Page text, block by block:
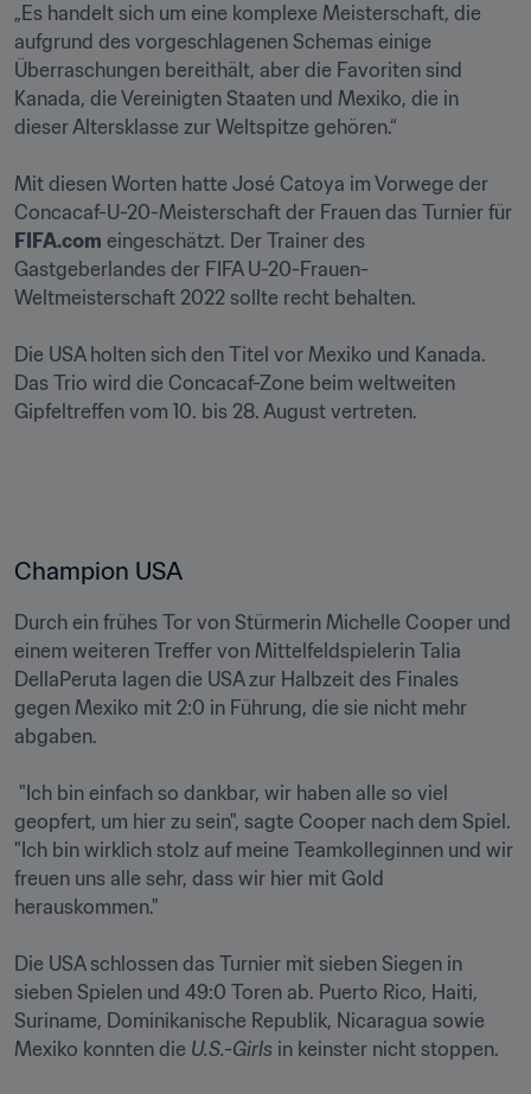
„Es handelt sich um eine komplexe Meisterschaft, die
aufgrund des vorgeschlagenen Schemas einige
Überraschungen bereithält, aber die Favoriten sind
Kanada, die Vereinigten Staaten und Mexiko, die in
dieser Altersklasse zur Weltspitze gehören.“
Mit diesen Worten hatte José Catoya im Vorwege der
FIFA.com eingeschätzt. Der Trainer des
Gastgeberlandes der FIFA U-20-Frauen-
Weltmeisterschaft 2022 sollte recht behalten.
Die USA holten sich den Titel vor Mexiko und Kanada.
Das Trio wird die Concacaf-Zone beim weltweiten
Gipfeltreffen vom 10. bis 28. August vertreten.
Champion USA
Durch ein frühes Tor von Stürmerin Michelle Cooper und
einem weiteren Treffer von Mittelfeldspielerin Talia
DellaPeruta lagen die USA zur Halbzeit des Finales
gegen Mexiko mit 2:0 in Führung, die sie nicht mehr
abgaben.
geopfert, um hier zu sein", sagte Cooper nach dem Spiel.
"Ich bin wirklich stolz auf meine Teamkolleginnen und wir
freuen uns alle sehr, dass wir hier mit Gold
herauskommen."
Die USA schlossen das Turnier mit sieben Siegen in
sieben Spielen und 49:0 Toren ab. Puerto Rico, Haiti,
Suriname, Dominikanische Republik, Nicaragua sowie
Mexiko konnten die U.S.-Girls